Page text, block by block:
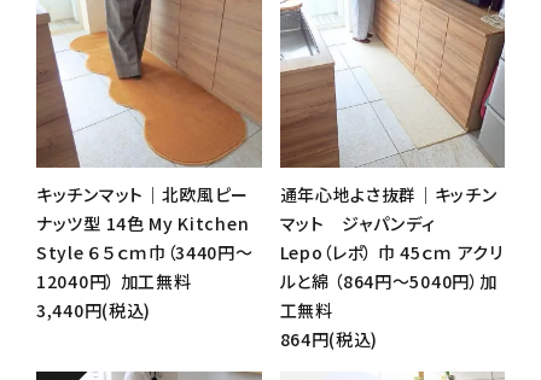
キッチンマット｜北欧風ピー
ナッツ型 14色 My Kitchen
Style ６５ｃｍ巾（3440円～
12040円） 加工無料
3,440円(税込)
通年心地よさ抜群｜キッチン
マット ジャパンディ
Lepo（レポ） 巾 45ｃｍ アクリ
ルと綿 （864円～5040円）加
工無料
864円(税込)